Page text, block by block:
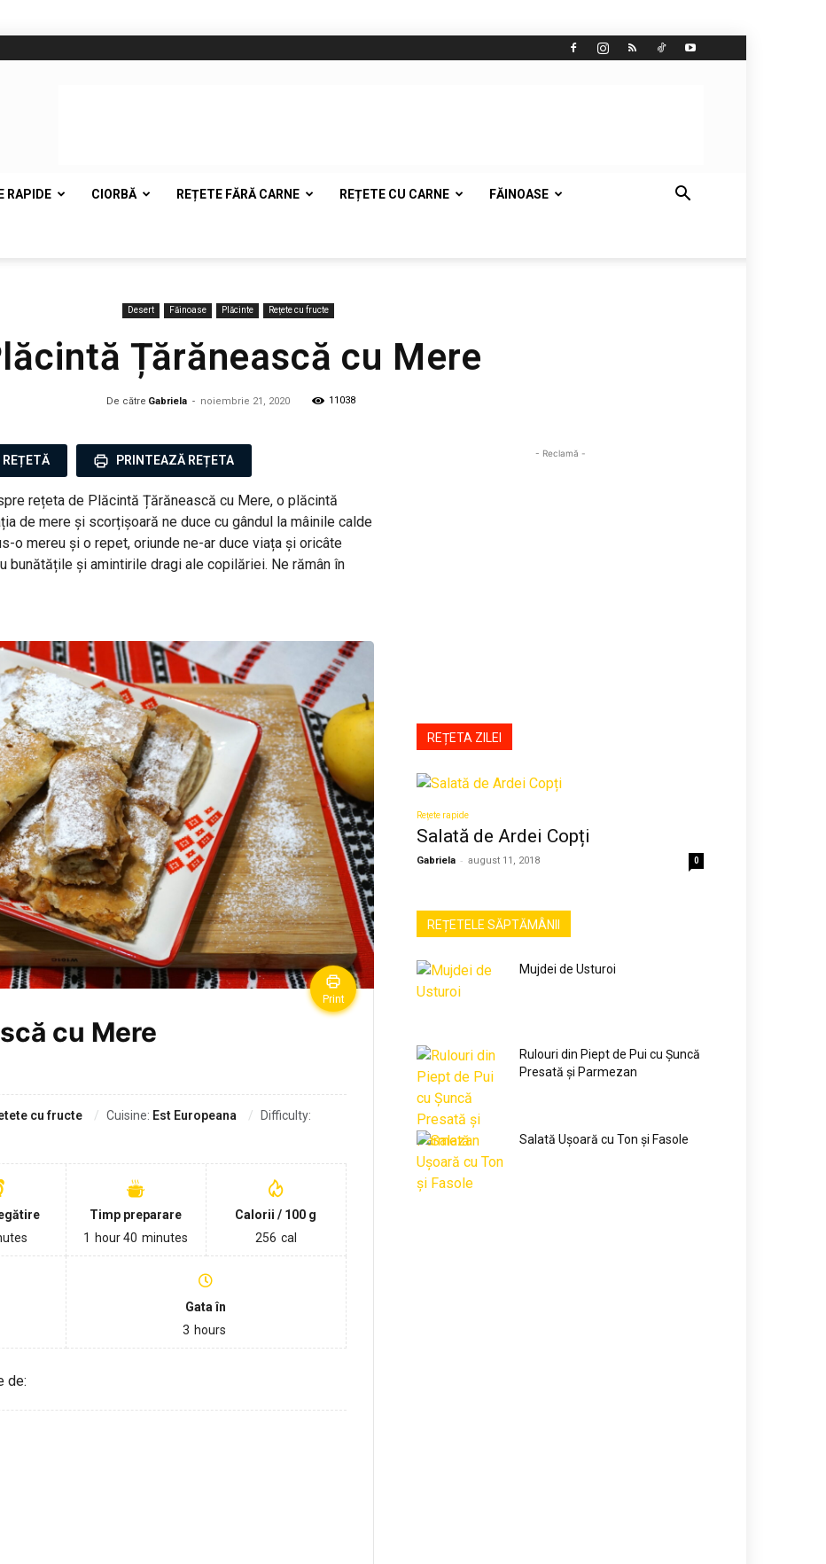
RAPIDE CIORBĂ REȚETE FĂRĂ CARNE REȚETE CU CARNE FĂINOASE
Desert Făinoase Plăcinte Rețete cu fructe
Țărănească cu Mere
De către Gabriela - noiembrie 21, 2020 11038
REȚETĂ PRINTEAZĂ REȚETA
rețeta de Plăcintă Țărănească cu Mere, o plăcintă
de mere și scorțișoară ne duce cu gândul la mâinile calde
o mereu și o repet, oriunde ne-ar duce viața și oricâte
bunătățile și amintirile dragi ale copilăriei. Ne rămân în
Print
cu Mere
cu fructe Cuisine: Est Europeana
Difficulty:
Timp preparare
1
hour40 minutes
Calorii / 100 g
256 cal
Gata în
3 hours
de:
- Reclamă -
REȚETA ZILEI
Rețete rapide
Salată de Ardei Copți
Gabriela - august 11, 2018 0
REȚETELE SĂPTĂMÂNII
Mujdei de Usturoi
Rulouri din Piept de Pui cu Șuncă
Presată și Parmezan
Salată Ușoară cu Ton și Fasole